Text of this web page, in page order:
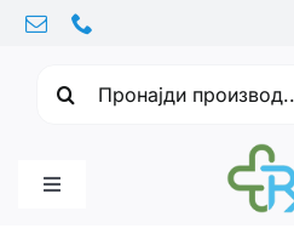
Skip
content
Toggle